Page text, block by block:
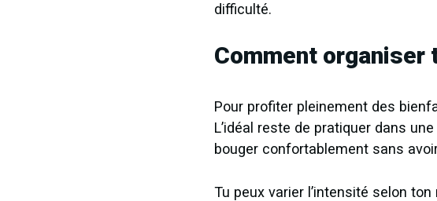
difficulté.
Comment organiser
Pour profiter pleinement des
L’idéal reste de pratiquer dans
bouger confortablement sans
Tu peux varier l’intensité selon